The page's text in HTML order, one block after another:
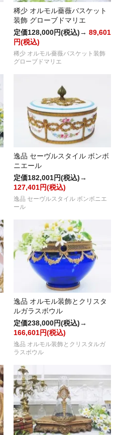
稀少 オルモル薔薇バスケット
装飾 グローブドマリエ
定価128,000円(税込)→ 89,601
円(税込)
稀少 オルモル薔薇バスケット装飾
グローブドマリエ
逸品 セーヴルスタイル ボンボ
ニエール
定価182,001円(税込)→
127,401円(税込)
逸品 セーヴルスタイル ボンボニエ
ール
逸品 オルモル装飾とクリスタ
ルガラスボウル
定価238,000円(税込)→
166,601円(税込)
逸品 オルモル装飾とクリスタルガ
ラスボウル